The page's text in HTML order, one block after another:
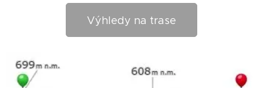
Výhledy na trase